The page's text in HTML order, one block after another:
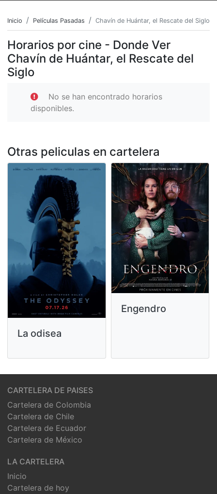
Inicio Películas Pasadas Chavín de Huántar, el Rescate del Siglo
Horarios por cine - Donde Ver
Chavín de Huántar, el Rescate del
Siglo
No se han encontrado horarios
disponibles.
Otras peliculas en cartelera
La odisea
Engendro
CARTELERA DE PAISES
Cartelera de Colombia
Cartelera de Chile
Cartelera de Ecuador
Cartelera de México
LA CARTELERA
Inicio
Cartelera de hoy